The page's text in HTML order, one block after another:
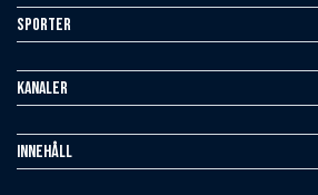
Sporter
Kanaler
Innehåll